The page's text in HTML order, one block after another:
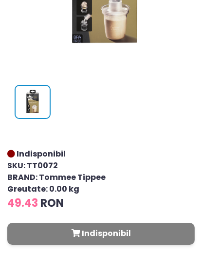
Indisponibil
SKU: TT0072
BRAND: Tommee Tippee
Greutate: 0.00 kg
49.43 RON
Indisponibil